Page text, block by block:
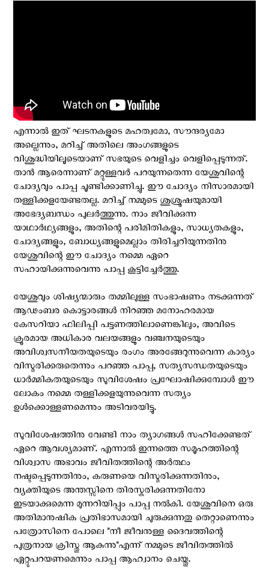
എന്നാൽ ഇത് ഘടനകളുടെ മഹത്വമോ, സൗന്ദര്യമോ
അല്ലെന്നും, മറിച്ച് അതിലെ അംഗങ്ങളുടെ
വിശുദ്ധിയിലൂടെയാണ് സഭയുടെ വെളിച്ചം വെളിപ്പെടുന്നത്.
താൻ ആരെന്നാണ് മറ്റുള്ളവർ പറയുന്നതെന്ന യേശുവിന്റെ
ചോദ്യവും പാപ്പ ചൂണ്ടിക്കാണിച്ചു. ഈ ചോദ്യം നിസാരമായി
തള്ളിക്കളയേണ്ടതല്ല. മറിച്ച് നമ്മുടെ ശുശ്രൂഷയുമായി
അഭേദ്യബന്ധം പുലർത്തുന്നു. നാം ജീവിക്കുന്ന
യാഥാർഥ്യങ്ങളും, അതിന്റെ പരിമിതികളും, സാധ്യതകളും,
ചോദ്യങ്ങളും, ബോധ്യങ്ങളുമെല്ലാം തിരിച്ചറിയുന്നതിനു
യേശുവിന്റെ ഈ ചോദ്യം നമ്മെ ഏറെ
സഹായിക്കുന്നുവെന്നു പാപ്പ കൂട്ടിച്ചേർത്തു.
യേശുവും ശിഷ്യന്മാരും തമ്മിലുള്ള സംഭാഷണം നടക്കുന്നത്
ആഢംബര കൊട്ടാരങ്ങൾ നിറഞ്ഞ മനോഹരമായ
കേസറിയാ ഫിലിപ്പി പട്ടണത്തിലാണെങ്കിലും, അവിടെ
ക്രൂരമായ അധികാര വലയങ്ങളും വഞ്ചനയുടെയും
അവിശ്വസനീയതയുടെയും രംഗം അരങ്ങേറുന്നുവെന്ന കാര്യം
വിസ്മരിക്കരുതെന്നും പറഞ്ഞ പാപ്പ, സത്യസന്ധതയുടെയും
ധാർമ്മികതയുടെയും സുവിശേഷം പ്രഘോഷിക്കുമ്പോൾ ഈ
ലോകം നമ്മെ തള്ളിക്കളയുന്നുവെന്ന സത്യം
ഉൾക്കൊള്ളണമെന്നും അടിവരയിട്ടു.
സുവിശേഷത്തിനു വേണ്ടി നാം ത്യാഗങ്ങൾ സഹിക്കേണ്ടത്
ഏറെ ആവശ്യമാണ്. എന്നാൽ ഇന്നത്തെ സമൂഹത്തിന്റെ
വിശ്വാസ അഭാവം ജീവിതത്തിന്റെ അർത്ഥം
നഷ്ടപ്പെടുന്നതിനും, കരുണയെ വിസ്മരിക്കുന്നതിനും,
വ്യക്തിയുടെ അന്തസ്സിനെ തിരസ്കരിക്കുന്നതിനോ
ഇടയാക്കുമെന്ന മുന്നറിയിപ്പും പാപ്പ നൽകി. യേശുവിനെ ഒരു
അതിമാനുഷിക പ്രതിഭാസമായി ചുരുക്കുന്നതു തെറ്റാണെന്നും
പത്രോസിനെ പോലെ "നീ ജീവനുള്ള ദൈവത്തിന്റെ
പുത്രനായ ക്രിസ്തു ആകുന്നു"എന്ന് നമ്മുടെ ജീവിതത്തിൽ
ഏറ്റുപറയണമെന്നും പാപ്പ ആഹ്വാനം ചെയ്തു.